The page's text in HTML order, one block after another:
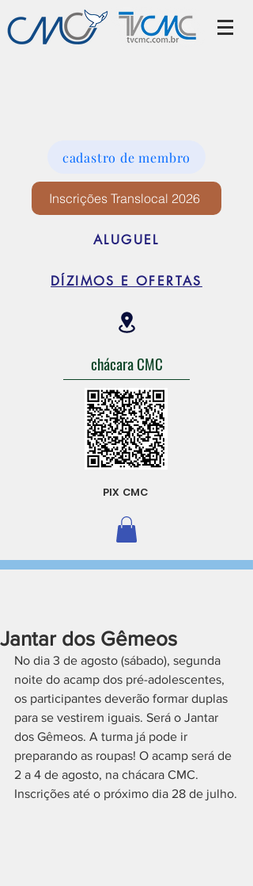
cadastro de membro
Inscrições Translocal 2026
ALUGUEL
DÍZIMOS E OFERTAS
chácara CMC
PIX CMC
Jantar dos Gêmeos
No dia 3 de agosto (sábado), segunda
noite do acamp dos pré-adolescentes,
os participantes deverão formar duplas
para se vestirem iguais. Será o Jantar
dos Gêmeos. A turma já pode ir
preparando as roupas! O acamp será de
2 a 4 de agosto, na chácara CMC.
Inscrições até o próximo dia 28 de julho.